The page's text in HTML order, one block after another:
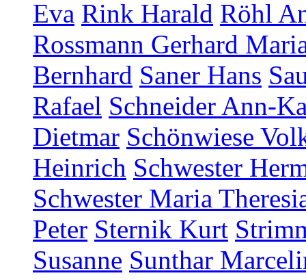
Eva Rink Harald Röhl
Rossmann Gerhard
Bernhard Saner Hans
Rafael Schneider Ann-
Dietmar Schönwiese
Heinrich Schwester
Schwester Maria
Peter Sternik Kurt
Susanne Sunthar